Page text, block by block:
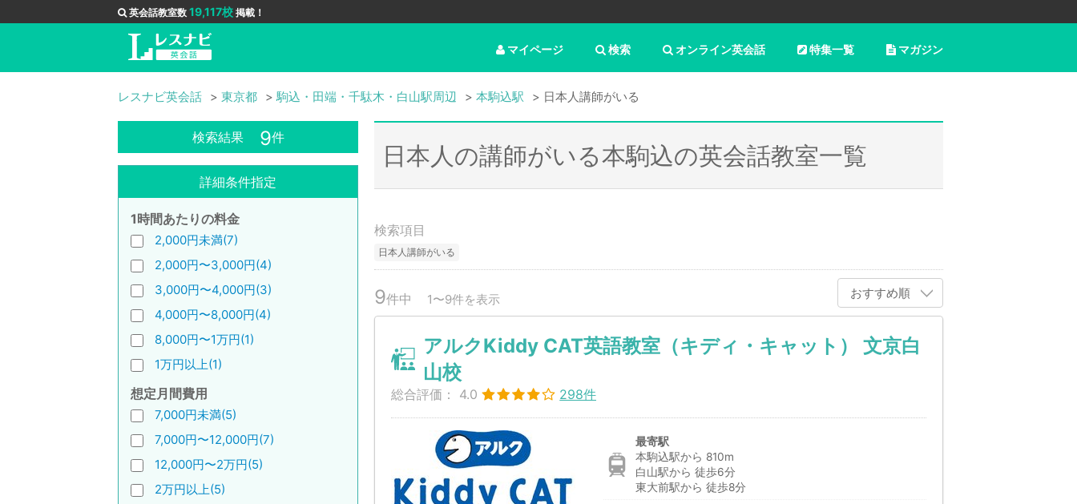
英会話教室数 19,117校 掲載！
マガジン
特集一覧
オンライン英会話
検索
マイページ
レスナビ英会話 東京都 駒込・田端・千駄木・白山駅周辺 本駒込駅 日本人講師がいる
検索結果 9件
詳細条件指定
1時間あたりの料金
2,000円未満(7)
2,000円〜3,000円(4)
3,000円〜4,000円(3)
4,000円〜8,000円(4)
8,000円〜1万円(1)
1万円以上(1)
想定月間費用
7,000円未満(5)
7,000円〜12,000円(7)
12,000円〜2万円(5)
2万円以上(5)
日本人の講師がいる本駒込の英会話教室一覧
検索項目
日本人講師がいる
9件中 1〜9件を表示 おすすめ順
アルクKiddy CAT英語教室（キディ・キャット） 文京白
山校
総合評価： 4.0 298件
最寄駅
本駒込駅から 810m
白山駅から 徒歩6分
東大前駅から 徒歩8分